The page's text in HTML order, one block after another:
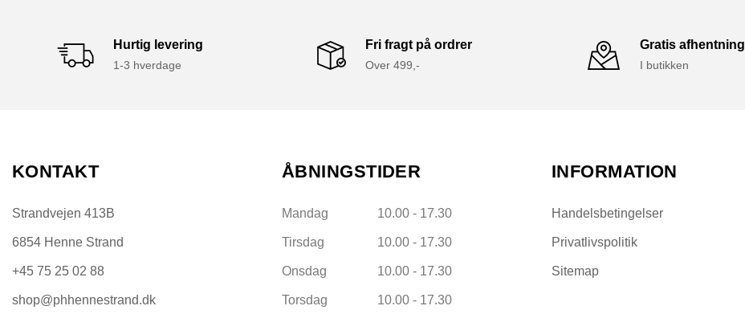
Hurtig levering
1-3 hverdage
Fri fragt på ordrer
Over 499,-
Gratis afhentning
I butikken
KONTAKT
Strandvejen 413B
6854 Henne Strand
+45 75 25 02 88
shop@phhennestrand.dk
ÅBNINGSTIDER
Mandag 10.00 - 17.30
Tirsdag 10.00 - 17.30
Onsdag 10.00 - 17.30
Torsdag 10.00 - 17.30
INFORMATION
Handelsbetingelser
Privatlivspolitik
Sitemap